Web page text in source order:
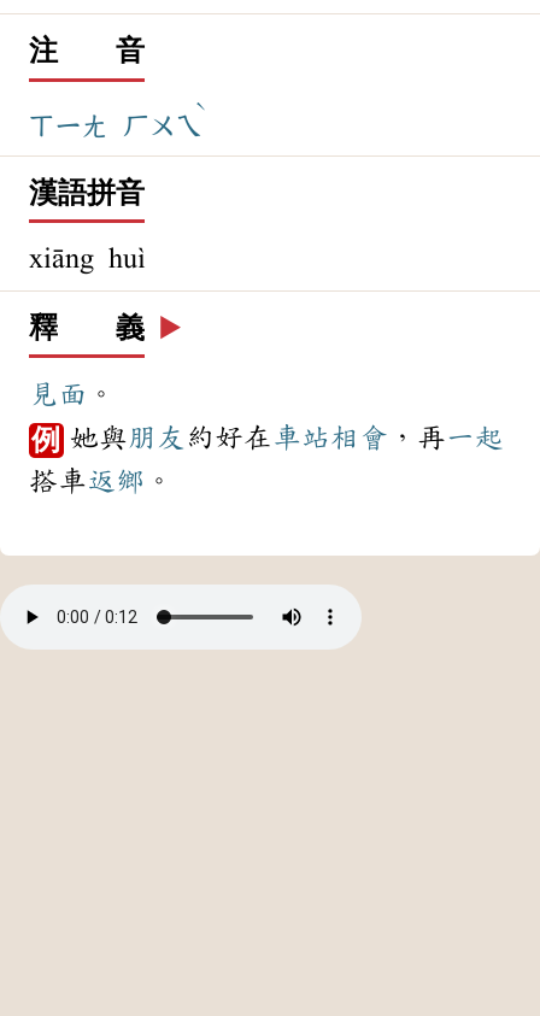
注 音
ㄒㄧㄤ ㄏㄨㄟ
ˋ
漢語拼音
xiāng huì
釋 義 ▶️
見面 。
例 她與朋友 約好在車站相會 ，再一起
搭車返鄉 。